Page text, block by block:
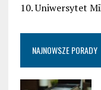
10. Uniwersytet
NAJNOWSZE PORADY